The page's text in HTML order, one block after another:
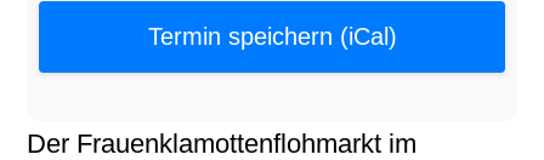
Termin speichern (iCal)
Der Frauenklamottenflohmarkt im